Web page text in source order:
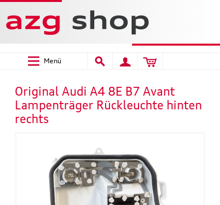
Menü
Original Audi A4 8E B7 Avant
Lampenträger Rückleuchte hinten
rechts